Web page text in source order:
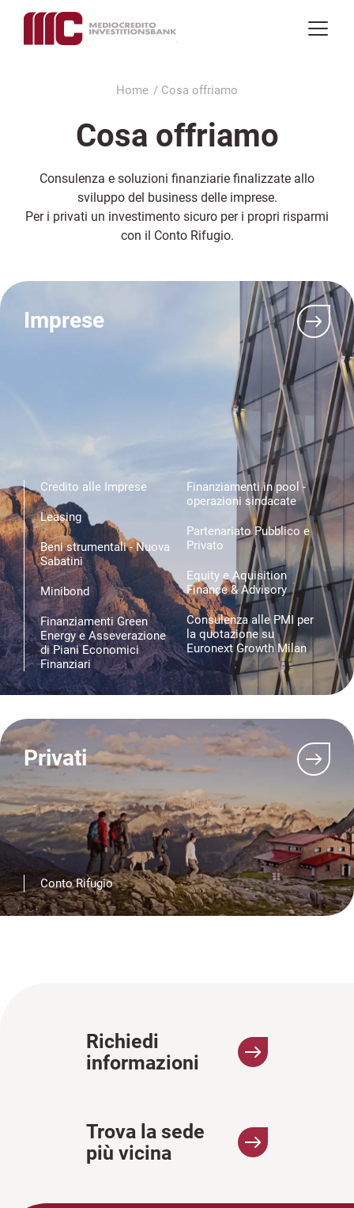
Home Cosa offriamo
Cosa offriamo
Consulenza e soluzioni finanziarie finalizzate allo
sviluppo del business delle imprese.
Per i privati un investimento sicuro per i propri risparmi
con il Conto Rifugio.
Imprese
Credito alle Imprese
Leasing
Beni strumentali - Nuova
Sabatini
Minibond
Finanziamenti Green
Energy e Asseverazione
di Piani Economici
Finanziari
Finanziamenti in pool -
operazioni sindacate
Partenariato Pubblico e
Privato
Equity e Aquisition
Finance & Advisory
Consulenza alle PMI per
la quotazione su
Euronext Growth Milan
Vai
a
Imprese
Privati
Conto Rifugio
Vai
a
Richiedi
informazioni
Trova la sede
più vicina